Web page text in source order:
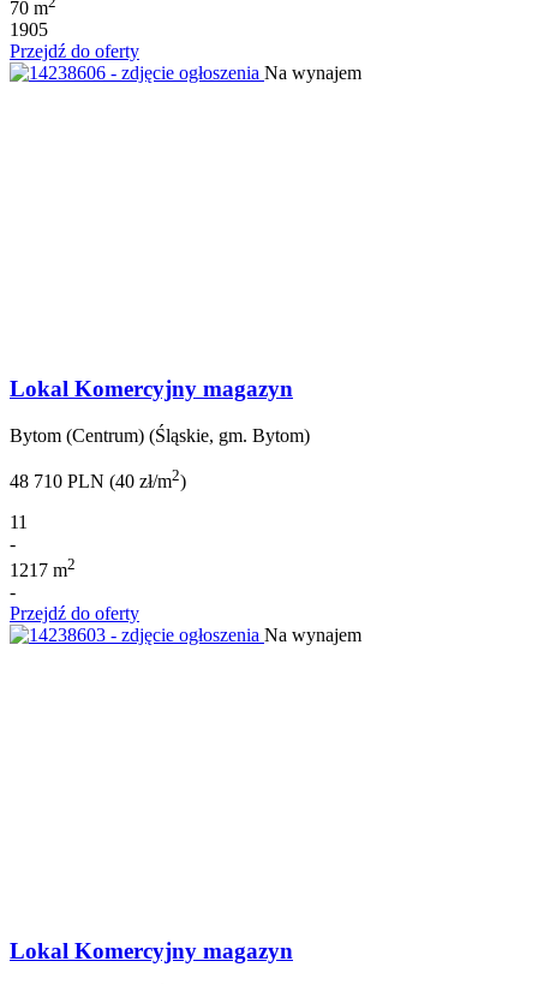
70 m
1905
Przejdź do oferty
Na wynajem
Lokal Komercyjny magazyn
Bytom (Centrum) (Śląskie, gm. Bytom)
48 710 PLN (40 zł/m2)
11
-
1217 m2
-
Przejdź do oferty
Na wynajem
Lokal Komercyjny magazyn